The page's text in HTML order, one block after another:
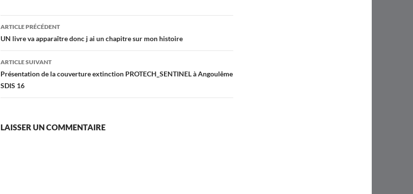
Navigation
des
articles
ARTICLE PRÉCÉDENT
UN livre va apparaître donc j ai un chapitre sur mon histoire
ARTICLE SUIVANT
Présentation de la couverture extinction PROTECH_SENTINEL à Angoulême
SDIS 16
LAISSER UN COMMENTAIRE